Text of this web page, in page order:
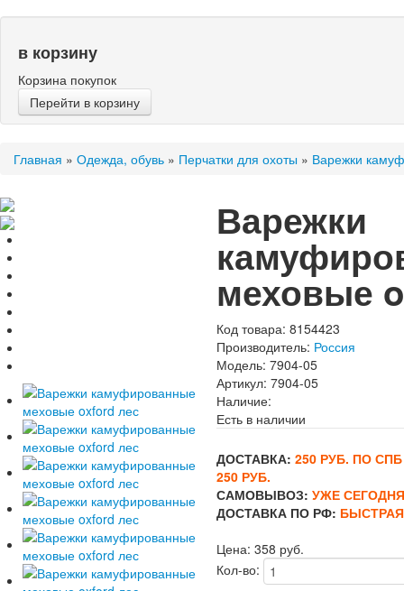
в корзину
Корзина покупок
Перейти в корзину
Главная » Одежда, обувь » Перчатки для охоты » Варежки
Варежки
меховые
Код товара: 8154423
Производитель: Россия
Модель: 7904-05
Артикул: 7904-05
Наличие:
Есть в наличии
ДОСТАВКА: 250 РУБ. ПО
250 РУБ.
САМОВЫВОЗ: УЖЕ
ДОСТАВКА ПО РФ:
Цена: 358 руб.
Кол-во: